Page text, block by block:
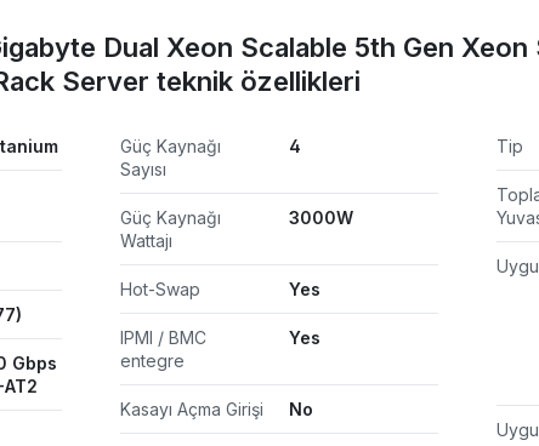
Dual Xeon Scalable 5th Gen Xeon
Server teknik özellikleri
Gbps
Güç Kaynağı
Sayısı
4
Güç Kaynağı
Wattajı
3000W
Hot-Swap Yes
IPMI / BMC
entegre
Yes
Kasayı Açma Girişi No
Tip